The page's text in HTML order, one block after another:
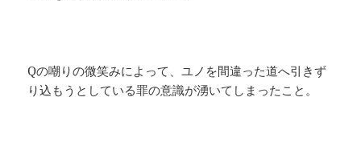
Qの嘲りの微笑みによって、ユノを間違った道へ引きず
り込もうとしている罪の意識が湧いてしまったこと。